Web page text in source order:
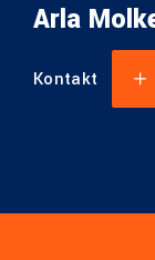
Arla
Kontakt